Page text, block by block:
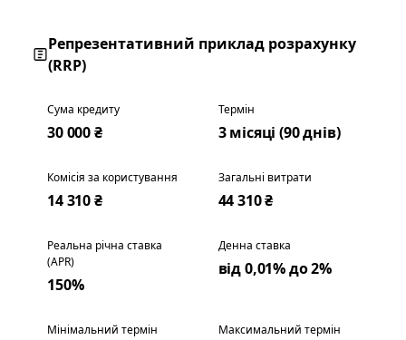
Репрезентативний приклад розрахунку
(RRP)
Сума кредиту
30 000 ₴
Термін
3 місяці (90 днів)
Комісія за користування
14 310 ₴
Загальні витрати
44 310 ₴
Реальна річна ставка
(APR)
150%
Денна ставка
від 0,01% до 2%
Мінімальний термін Максимальний термін